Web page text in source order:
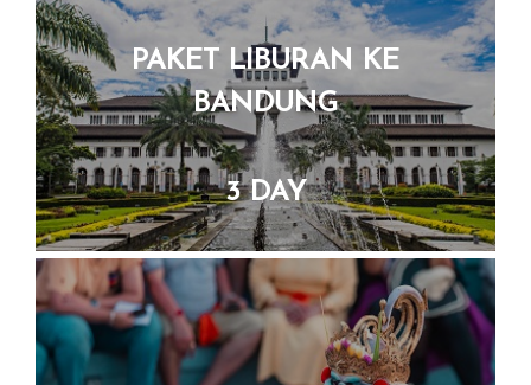
BANDUNG
3 DAY
LIBURAN KE BALI